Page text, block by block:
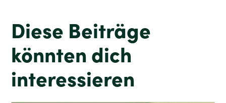
einschränken.
Diese Beiträge
könnten dich
interessieren